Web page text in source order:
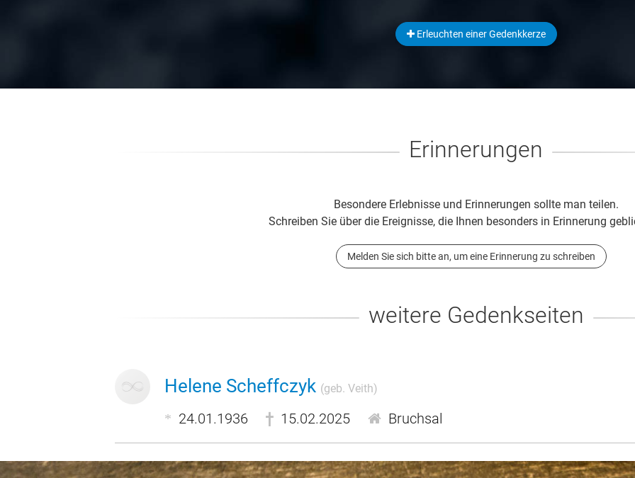
Erleuchten einer Gedenkkerze
Erinnerungen
Besondere Erlebnisse und Erinnerungen sollte man teilen.
Schreiben Sie über die Ereignisse, die Ihnen besonders in Erinnerung
Melden Sie sich bitte an, um eine Erinnerung zu schreiben
weitere Gedenkseiten
Helene Scheffczyk (geb. Veith)
24.01.1936 15.02.2025 Bruchsal